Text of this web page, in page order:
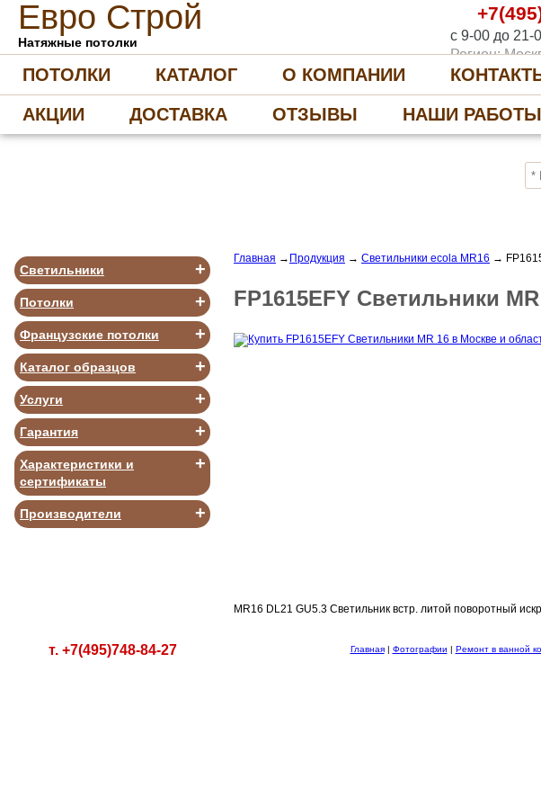
Евро Строй
Натяжные потолки
с 9-00 до 21-
Регион:
ПОТОЛКИ КАТАЛОГ О КОМПАНИИ
АКЦИИ
ДОСТАВКА ОТЗЫВЫ НАШИ РАБОТЫ
ПОЛУЧИ
Светильники +
Потолки +
Французские потолки +
Каталог образцов +
Услуги +
Гарантия +
Характеристики и
сертификаты
+
Производители +
Главная → Продукция → Светильники ecola MR16 →
FP1615EFY Светильники
MR16 DL21 GU5.3 Светильник встр. литой поворотный
т. +7(495)748-84-27 Главная| Фотографии | Ремонт в ванной